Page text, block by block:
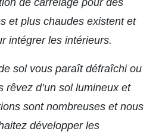
de carrelage pour des
et plus chaudes existent et
intégrer les intérieurs.
sol vous paraît défraîchi ou
rêvez d’un sol lumineux et
sont nombreuses et nous
développer les